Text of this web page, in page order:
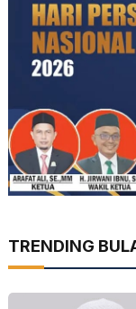
TRENDING